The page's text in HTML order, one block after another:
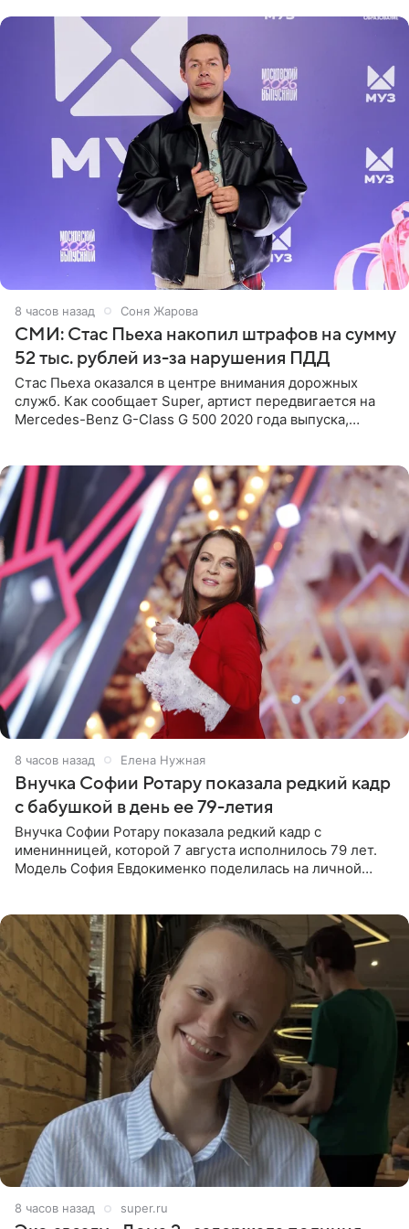
8 часов назад Соня Жарова
СМИ: Стас Пьеха накопил штрафов на сумму
52 тыс. рублей из-за нарушения ПДД
Стас Пьеха оказался в центре внимания дорожных
служб. Как сообщает Super, артист передвигается на
Mercedes-Benz G-Class G 500 2020 года выпуска,
8 часов назад Елена Нужная
Внучка Софии Ротару показала редкий кадр
с бабушкой в день ее 79-летия
Внучка Софии Ротару показала редкий кадр с
именинницей, которой 7 августа исполнилось 79 лет.
Модель София Евдокименко поделилась на личной
8 часов назад super.ru